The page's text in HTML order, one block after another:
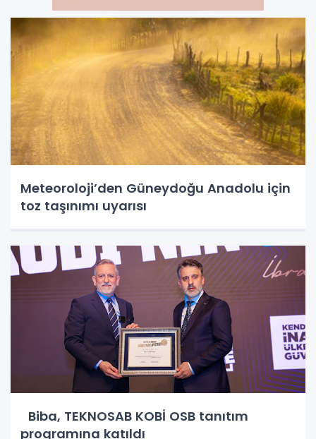
Meteoroloji’den Güneydoğu Anadolu için
toz taşınımı uyarısı
Biba, TEKNOSAB KOBİ OSB tanıtım
programına katıldı